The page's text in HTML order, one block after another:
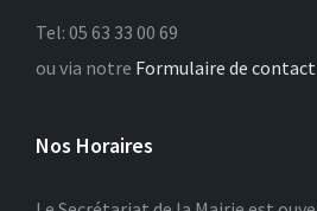
Tel: 05 63 33 00 69
ou via notre Formulaire de contact
Nos Horaires